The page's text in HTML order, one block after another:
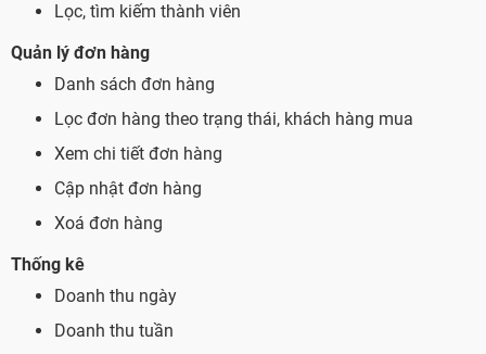
Lọc, tìm kiếm thành viên
Quản lý đơn hàng
Danh sách đơn hàng
Lọc đơn hàng theo trạng thái, khách hàng mua
Xem chi tiết đơn hàng
Cập nhật đơn hàng
Xoá đơn hàng
Thống kê
Doanh thu ngày
Doanh thu tuần